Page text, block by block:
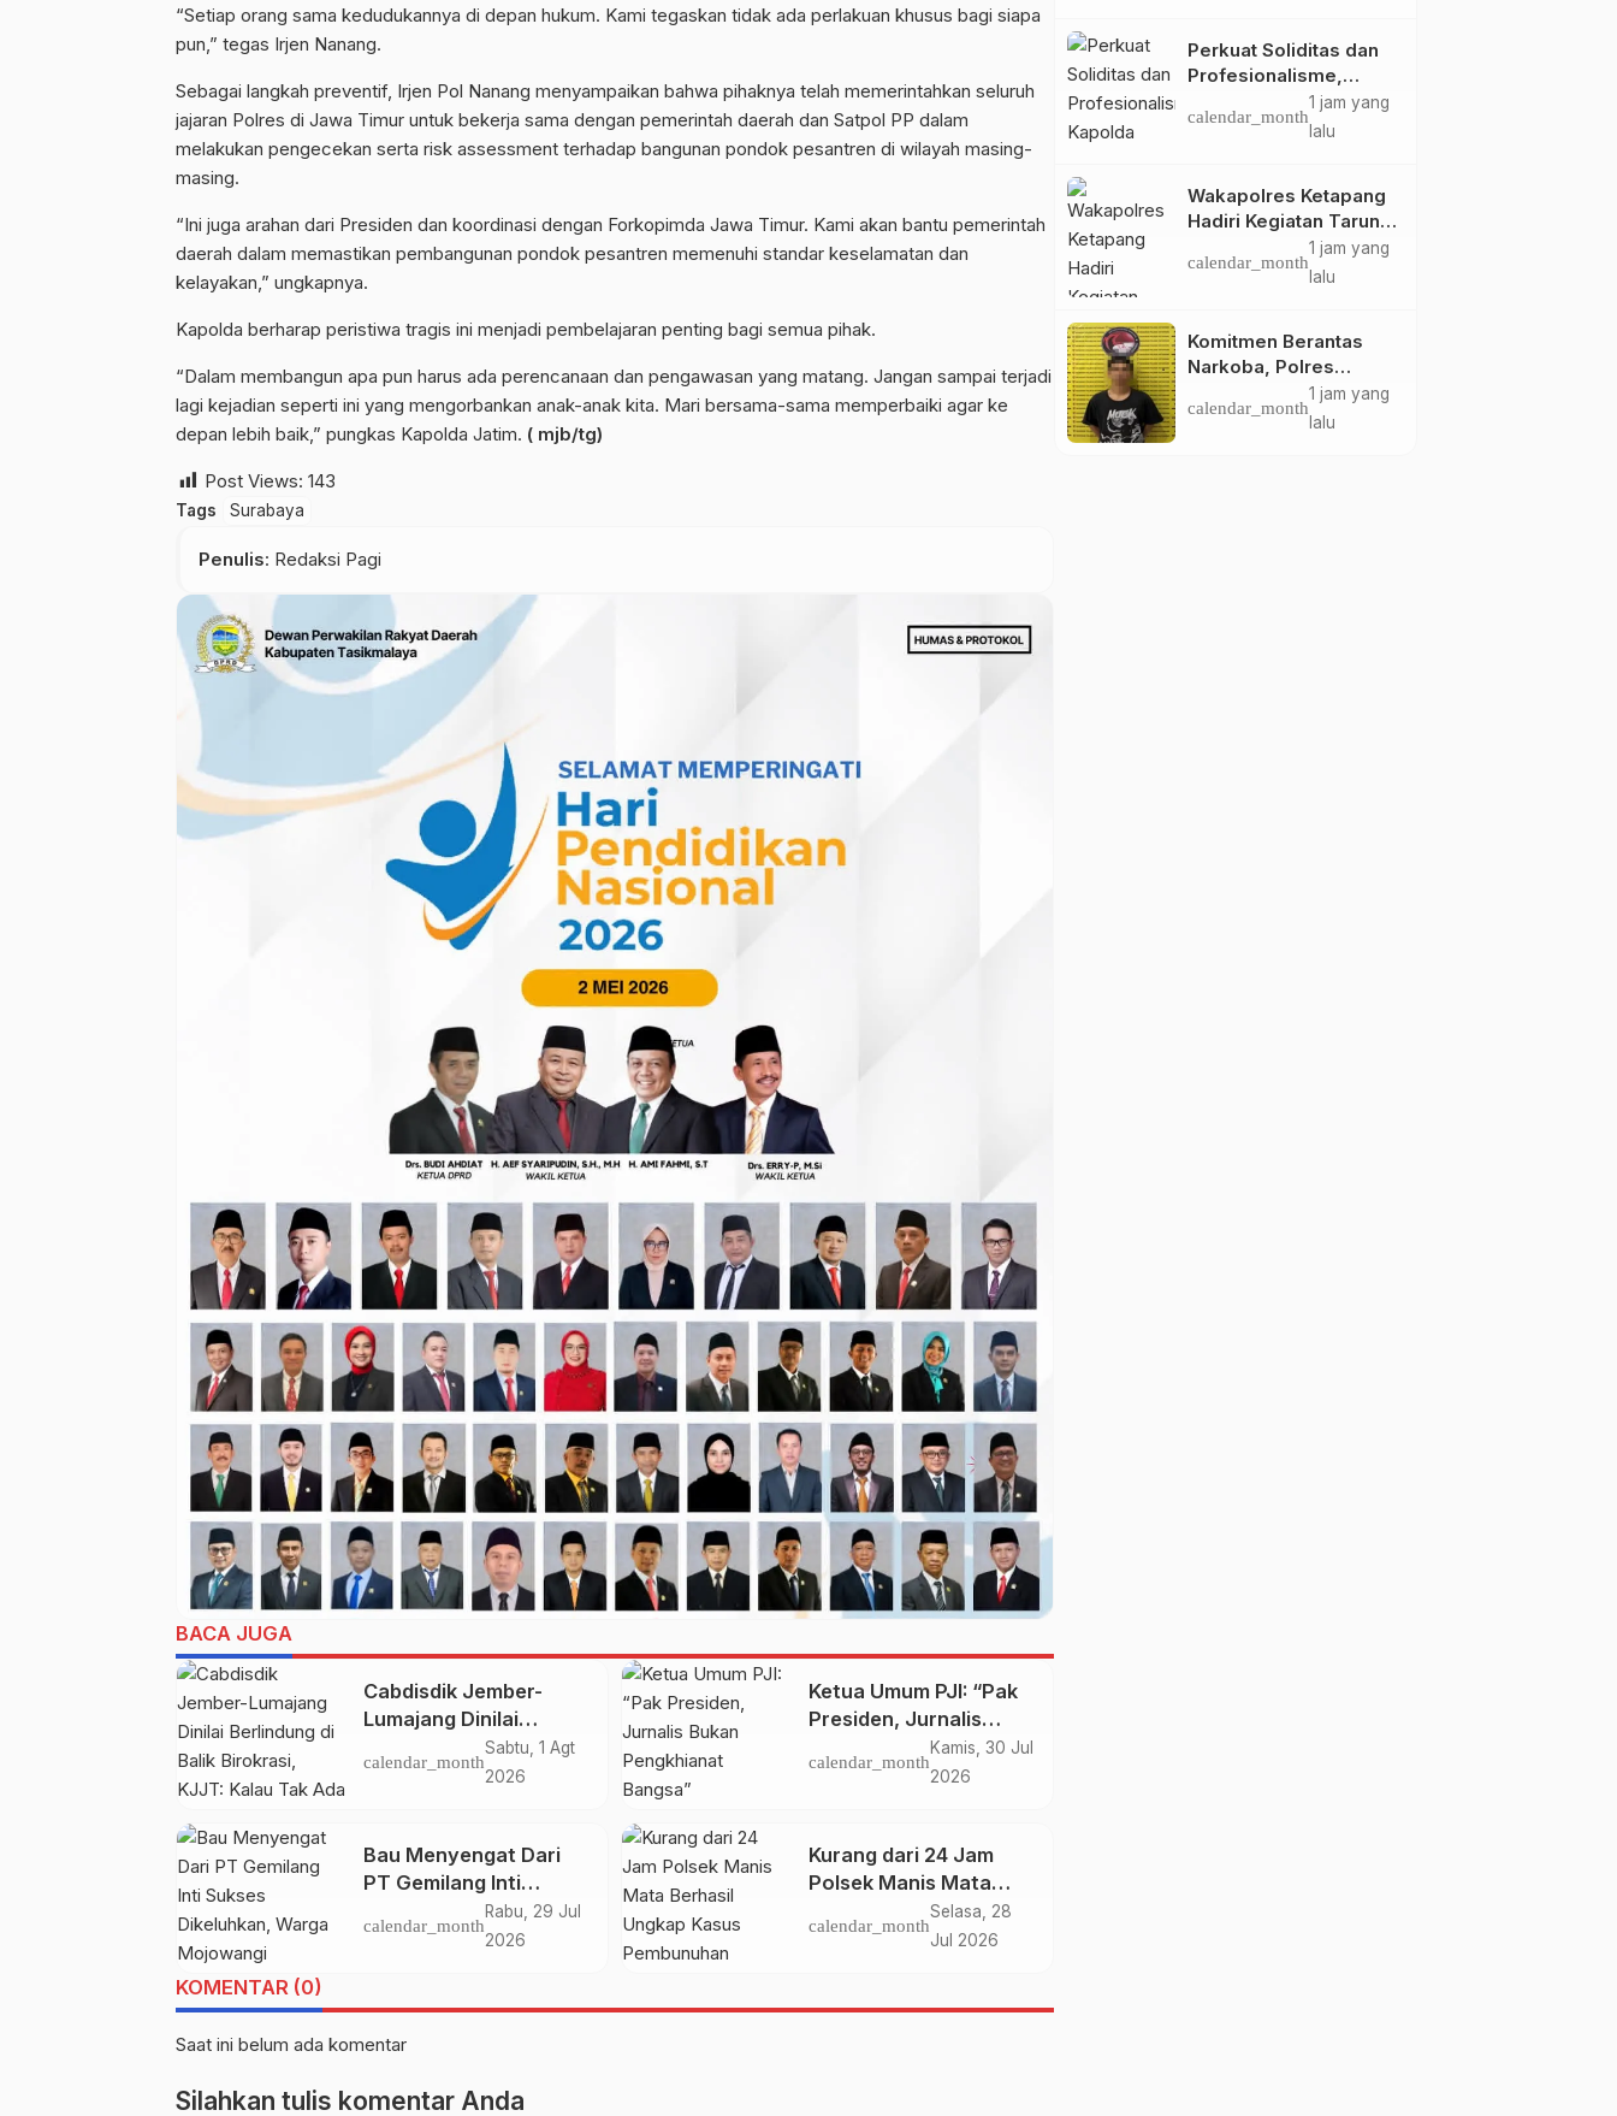
“Setiap orang sama kedudukannya di depan hukum. Kami tegaskan tidak ada perlakuan khusus bagi siapa
pun,” tegas Irjen Nanang.
Sebagai langkah preventif, Irjen Pol Nanang menyampaikan bahwa pihaknya telah memerintahkan seluruh
jajaran Polres di Jawa Timur untuk bekerja sama dengan pemerintah daerah dan Satpol PP dalam
melakukan pengecekan serta risk assessment terhadap bangunan pondok pesantren di wilayah masing-
masing.
“Ini juga arahan dari Presiden dan koordinasi dengan Forkopimda Jawa Timur. Kami akan bantu pemerintah
daerah dalam memastikan pembangunan pondok pesantren memenuhi standar keselamatan dan
kelayakan,” ungkapnya.
Kapolda berharap peristiwa tragis ini menjadi pembelajaran penting bagi semua pihak.
“Dalam membangun apa pun harus ada perencanaan dan pengawasan yang matang. Jangan sampai terjadi
lagi kejadian seperti ini yang mengorbankan anak-anak kita. Mari bersama-sama memperbaiki agar ke
depan lebih baik,” pungkas Kapolda Jatim. ( mjb/tg)
Post Views: 143
Tags Surabaya
Penulis: Redaksi Pagi
BACA JUGA
Cabdisdik Jember-
Lumajang Dinilai
Berlindung di Balik
Birokrasi, KJJT: Kalau
Kenapa Takut
Klarifikasi
calendar_month
Sabtu, 1 Agt
2026
Ketua Umum PJI: “Pak
Presiden, Jurnalis
Bukan Pengkhianat
Bangsa”
calendar_month
Kamis, 30 Jul
2026
Bau Menyengat Dari
PT Gemilang Inti
Sukses Dikeluhkan,
Warga Mojowangi
calendar_month
Rabu, 29 Jul
2026
Kurang dari 24 Jam
Polsek Manis Mata
Berhasil Ungkap Kasus
Pembunuhan Korban
calendar_month
Selasa, 28
Jul 2026
KOMENTAR (0)
Saat ini belum ada komentar
Silahkan tulis komentar Anda
Perkuat Soliditas dan
Profesionalisme,
Kapolda Kalbar Tatap
Muka Bersama
Kunjungan Kerja
calendar_month
1 jam yang
lalu
Wakapolres Ketapang
Hadiri Kegiatan Taruna
Akmil Bhakti Sekolah
Rakyat di Ketapang
calendar_month
1 jam yang
lalu
Komitmen Berantas
Narkoba, Polres
Ketapang Amankan
Dua Pelaku, Ganja
calendar_month
1 jam yang
lalu